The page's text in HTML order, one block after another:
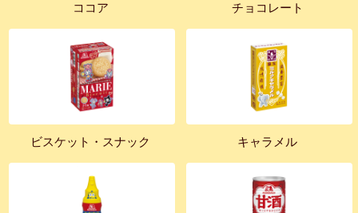
ココア チョコレート
ビスケット・スナック キャラメル